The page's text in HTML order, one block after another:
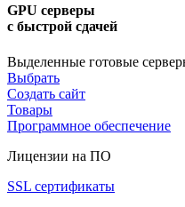
GPU серверы
с быстрой сдачей
Выделенные готовые
Выбрать
Создать сайт
Товары
Программное обеспечение
Лицензии на ПО
SSL сертификаты